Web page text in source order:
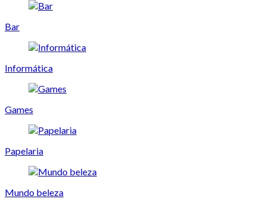
Bar
Informática
Games
Papelaria
Mundo beleza